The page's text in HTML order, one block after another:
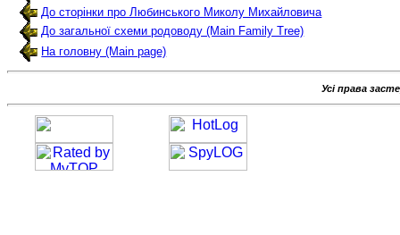
До сторінки про Любинського Миколу Михайловича
До загальної схеми родоводу (Main Family Tree)
На головну (Main page)
Усі права